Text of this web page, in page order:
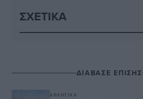
ΣΧΕΤΙΚΆ
ΔΙΑΒΑΣΕ ΕΠΙΣΗΣ
ΑΘΛΗΤΙΚΆ